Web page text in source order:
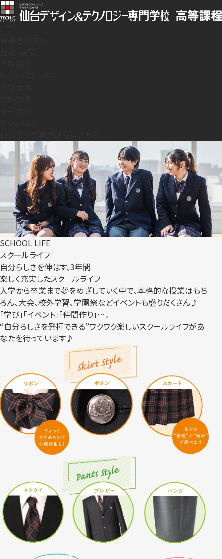
SCHOOL LIFE
スクールライフ
自分らしさを伸ばす、3年間
楽しく充実したスクールライフ
入学から卒業まで夢をめざしていく中で、本格的な授業はもち
ろん、大会、校外学習、学園祭などイベントも盛りだくさん♪
「学び」「イベント」「仲間作り」…。
“自分らしさを発揮できる”ワクワク楽しいスクールライフがあ
なたを待っています♪